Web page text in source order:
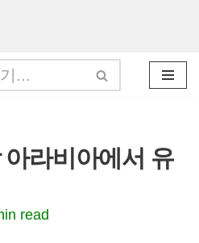
라비아에서 유
read